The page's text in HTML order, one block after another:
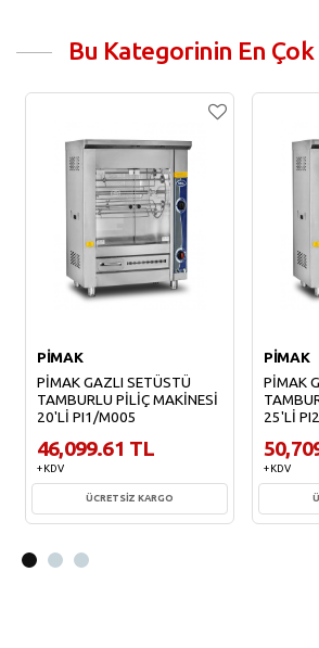
Bu Kategorinin En Çok
PİMAK
PİMAK GAZLI SETÜSTÜ
TAMBURLU PİLİÇ MAKİNESİ
20'Lİ PI1/M005
46,099.61 TL
+ KDV
ÜCRETSİZ KARGO
PİMAK
PİMAK
25'Lİ
+ KDV